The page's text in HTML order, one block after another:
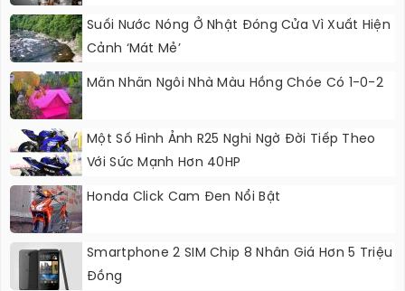
Suối Nước Nóng Ở Nhật Đóng Cửa Vì Xuất Hiện
Cảnh ‘mát Mẻ’
Mãn Nhãn Ngôi Nhà Màu Hồng Chóe Có 1-0-2
Một Số Hình Ảnh R25 Nghi Ngờ Đời Tiếp Theo
Với Sức Mạnh Hơn 40HP
Honda Click Cam Đen Nổi Bật
Smartphone 2 SIM Chip 8 Nhân Giá Hơn 5 Triệu
Đồng